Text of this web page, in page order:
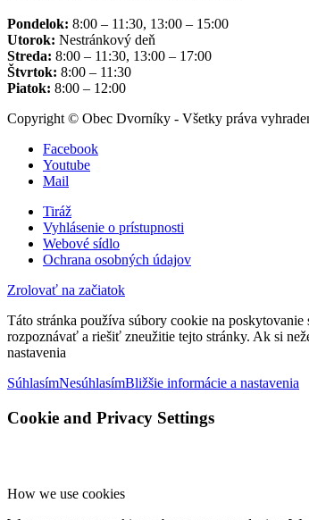
Pondelok: 8:00 – 11:30, 13:00 – 15:00
Utorok: Nestránkový deň
Streda: 8:00 – 11:30, 13:00 – 17:00
Štvrtok: 8:00 – 11:30
Piatok: 8:00 – 12:00
Copyright © Obec Dvorníky - Všetky práva
Facebook
Youtube
Mail
Tiráž
Vyhlásenie o prístupnosti
Webové sídlo
Ochrana osobných údajov
Zrolovať na začiatok
Táto stránka používa súbory cookie na
rozpoznávať a riešiť zneužitie tejto stránky. Ak si
nastavenia
SúhlasímNesúhlasímBližšie informácie a nastavenia
Cookie and Privacy Settings
How we use cookies